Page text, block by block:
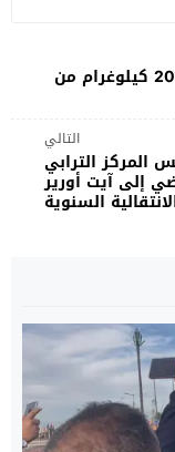
مراكش.. لجنة مراقبة تحجز أكثر من 200 كيلوغرام من
التالي
المركز الترابي
إلى آيت أورير
السنوية